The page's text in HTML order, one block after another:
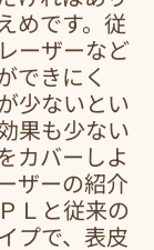
めです。従
ーザーなど
できにく
少ないとい
果も少ない
カバーしよ
ザーの紹介
Ｌと従来の
プで、表皮